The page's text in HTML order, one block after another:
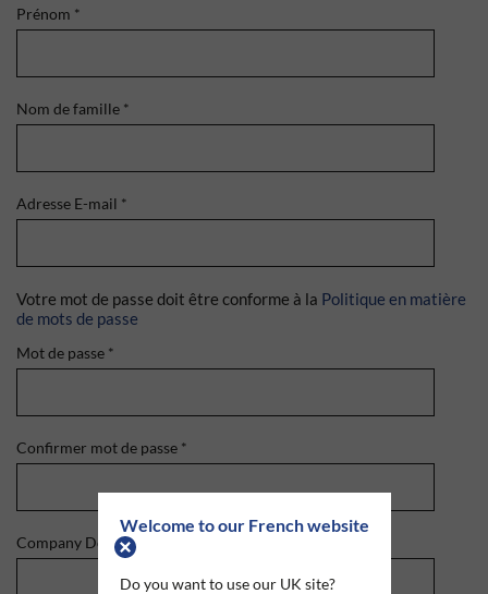
Welcome to our French website
Do you want to use our UK site?
Prénom *
Nom de famille *
Adresse E-mail *
Votre mot de passe doit être conforme à la Politique en matière
de mots de passe
Mot de passe *
Confirmer mot de passe *
Company Domain